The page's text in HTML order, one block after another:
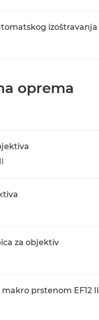
izoštravanja
oprema
za objektiv
prstenom EF12 II